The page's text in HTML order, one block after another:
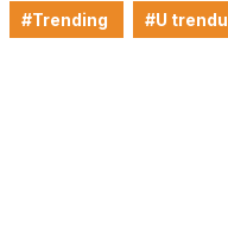
#Trending #U trendu